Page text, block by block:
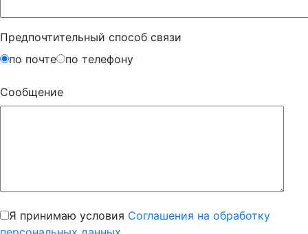
Предпочтительный способ связи
по почте
по телефону
Сообщение
Я принимаю условия Соглашения на обработку